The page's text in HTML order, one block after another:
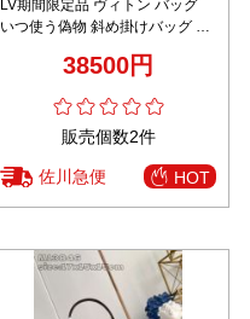
LV期間限定品 ヴィトン バッグ
いつ使う偽物 斜め掛けバッグ 本
38500円
販売個数2件
佐川急便 HOT